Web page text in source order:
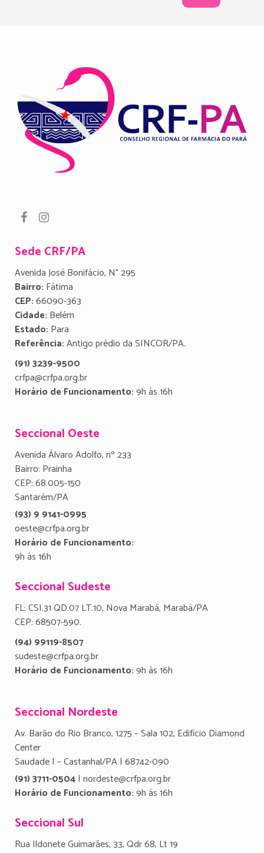
Sede CRF/PA
Avenida José Bonifácio, N° 295
Bairro: Fátima
CEP:66090-363
Cidade: Belém
Estado: Para
Referência:Antigo prédio da SINCOR/PA.
(91) 3239-9500
crfpa@crfpa.org.br
Horário de Funcionamento:9h às 16h
Seccional Oeste
Avenida Álvaro Adolfo, nº 233
Bairro: Prainha
CEP: 68.005-150
Santarém/PA
(93) 9 9141-0995
oeste@crfpa.org.br
Horário de Funcionamento:
9h às 16h
Seccional Sudeste
FL: CSI.31 QD.07 LT.10, Nova Marabá, Marabá/PA
CEP: 68507-590.
(94) 99119-8507
sudeste@crfpa.org.br
Horário de Funcionamento:9h às 16h
Seccional Nordeste
Av. Barão do Rio Branco, 1275 – Sala 102, Edifício Diamond
Center
Saudade I – Castanhal/PA | 68742-090
(91) 3711-0504| nordeste@crfpa.org.br
Horário de Funcionamento:9h às 16h
Seccional Sul
Rua Ildonete Guimarães, 33, Qdr 68, Lt 19